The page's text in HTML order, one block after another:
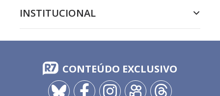
INSTITUCIONAL
CONTEÚDO EXCLUSIVO